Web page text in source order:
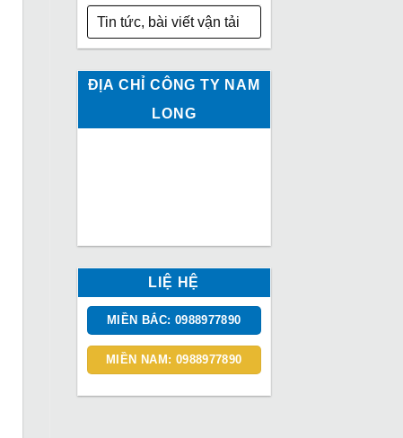
Tin tức, bài viết vận tải
ĐỊA CHỈ CÔNG TY NAM
LONG
LIỆ HỆ
MIỀN BẮC: 0988977890
MIỀN NAM: 0988977890